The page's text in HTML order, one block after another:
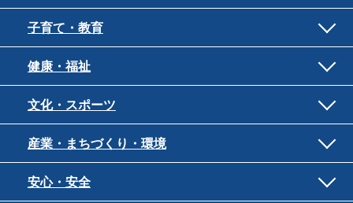
子育て・教育
健康・福祉
文化・スポーツ
産業・まちづくり・環境
安心・安全